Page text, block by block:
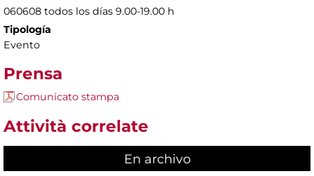
060608 todos los días 9.00-19.00 h
Tipología
Evento
Prensa
Comunicato stampa
Attività correlate
En archivo